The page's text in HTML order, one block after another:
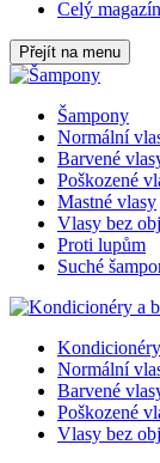
Celý magazín
Přejít na menu
Šampony
Normální
Barvené
Poškozené
Mastné vlasy
Vlasy bez
Proti lupům
Suché
Normální
Barvené
Poškozené
Vlasy bez